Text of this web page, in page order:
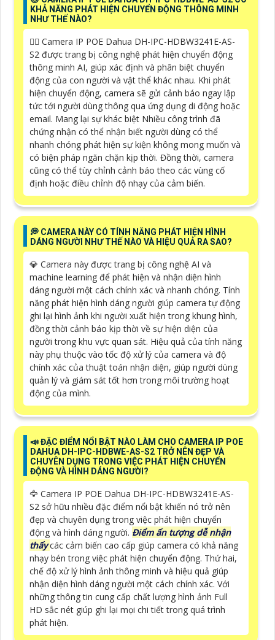
KHẢ NĂNG PHÁT HIỆN CHUYỂN ĐỘNG THÔNG MINH
NHƯ THẾ NÀO?
🙆‍♀️ Camera IP POE Dahua DH-IPC-HDBW3241E-AS-
S2 được trang bị công nghệ phát hiện chuyển động
thông minh AI, giúp xác định và phân biệt chuyển
động của con người và vật thể khác nhau. Khi phát
hiện chuyển động, camera sẽ gửi cảnh báo ngay lập
tức tới người dùng thông qua ứng dụng di động hoặc
email. Mang lại sự khác biệt Nhiều công trình đã
chứng nhận có thể nhận biết người dùng có thể
nhanh chóng phát hiện sự kiện không mong muốn và
có biện pháp ngăn chặn kịp thời. Đồng thời, camera
cũng có thể tùy chỉnh cảnh báo theo các vùng cố
định hoặc điều chỉnh độ nhạy của cảm biến.
️💭 CAMERA NÀY CÓ TÍNH NĂNG PHÁT HIỆN HÌNH
DÁNG NGƯỜI NHƯ THẾ NÀO VÀ HIỆU QUẢ RA SAO?
💎 Camera này được trang bị công nghệ AI và
machine learning để phát hiện và nhận diện hình
dáng người một cách chính xác và nhanh chóng. Tính
năng phát hiện hình dáng người giúp camera tự động
ghi lại hình ảnh khi người xuất hiện trong khung hình,
đồng thời cảnh báo kịp thời về sự hiện diện của
người trong khu vực quan sát. Hiệu quả của tính năng
này phụ thuộc vào tốc độ xử lý của camera và độ
chính xác của thuật toán nhận diện, giúp người dùng
quản lý và giám sát tốt hơn trong môi trường hoạt
động của mình.
📣 ĐẶC ĐIỂM NỔI BẬT NÀO LÀM CHO CAMERA IP POE
DAHUA DH-IPC-HDBWE-AS-S2 TRỞ NÊN ĐẸP VÀ
CHUYÊN DỤNG TRONG VIỆC PHÁT HIỆN CHUYỂN
ĐỘNG VÀ HÌNH DÁNG NGƯỜI?
🦅 Camera IP POE Dahua DH-IPC-HDBW3241E-AS-
S2 sở hữu nhiều đặc điểm nổi bật khiến nó trở nên
đẹp và chuyên dụng trong việc phát hiện chuyển
động và hình dáng người. Điểm ấn tượng dễ nhận
thấycác cảm biến cao cấp giúp camera có khả năng
nhạy bén trong việc phát hiện chuyển động. Thứ hai,
chế độ xử lý hình ảnh thông minh và hiệu quả giúp
nhận diện hình dáng người một cách chính xác. Với
những thông tin cung cấp chất lượng hình ảnh Full
HD sắc nét giúp ghi lại mọi chi tiết trong quá trình
phát hiện.